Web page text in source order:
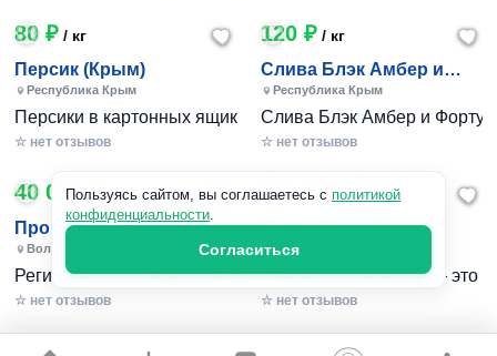
80 ₽ / кг
Персик (Крым)
Республика Крым
Персики в картонных ящиках по 7-10 кг. Цена 80-200 руб
☆ нет отзывов
120 ₽/ кг
Слива Блэк Амбер и
Фортуна (Крым)
Республика Крым
Слива Блэк Амбер и
☆ нет отзывов
40 000 ₽
Пропишу временно и
постоянно в Волжском
Волгоградская область
Регистрация граждан РФ. Временная и постоянная
☆ нет отзывов
240 801 ₽/ 1шт
Черный комфорт
Московская область
«Черный Комфорт» — это
☆ нет отзывов
Пользуясь сайтом, вы соглашаетесь с политикой
конфиденциальности.
Согласиться